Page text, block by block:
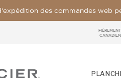
des commandes web
FIÈREMENT
CANADIEN